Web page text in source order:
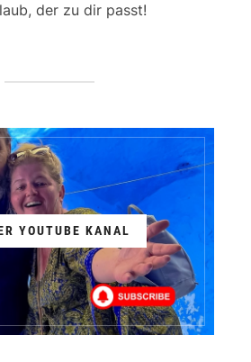
der zu dir passt!
YOUTUBE KANAL